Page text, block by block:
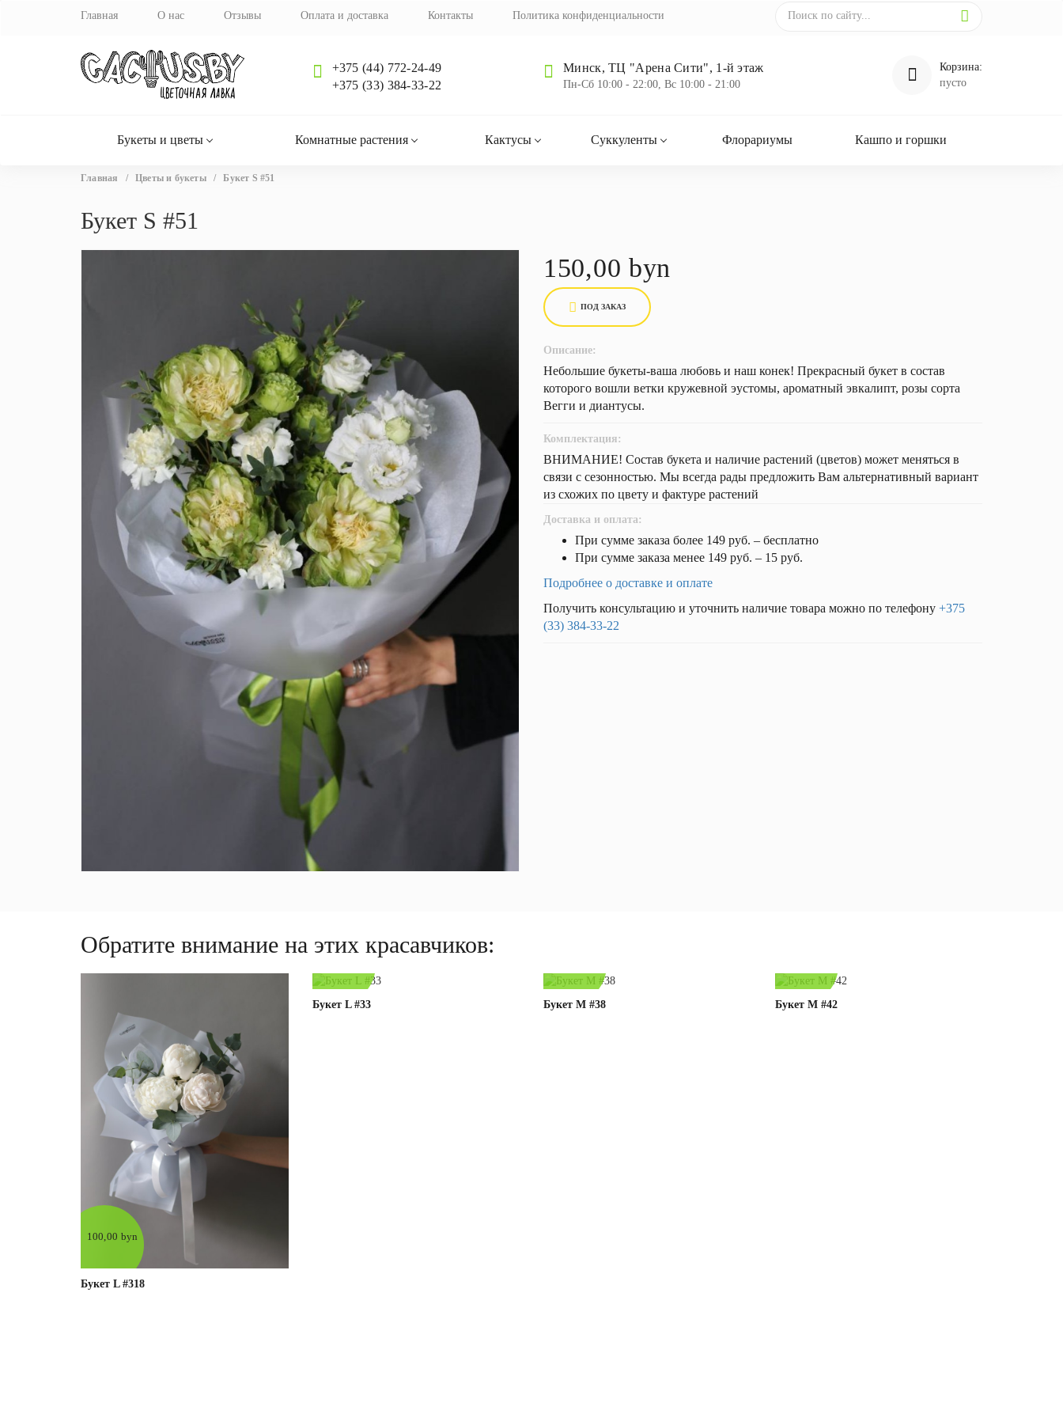
Главная О нас Отзывы Оплата и доставка Контакты Политика конфиденциальности
+375 (44) 772-24-49
+375 (33) 384-33-22
Минск, ТЦ "Арена Сити", 1-й этаж
Пн-Cб 10:00 - 22:00, Вс 10:00 - 21:00
Корзина:
пусто
Букеты и цветы Комнатные растения Кактусы Суккуленты Флорариумы Кашпо и горшки
Вы
Главная / Цветы и букеты / Букет S #51
Букет S #51
150,00 byn
ПОД ЗАКАЗ
Описание:
Небольшие букеты-ваша любовь и наш конек! Прекрасный букет в состав
которого вошли ветки кружевной эустомы, ароматный эвкалипт, розы сорта
Вегги и диантусы.
Комплектация:
ВНИМАНИЕ! Состав букета и наличие растений (цветов) может меняться в
связи с сезонностью. Мы всегда рады предложить Вам альтернативный вариант
из схожих по цвету и фактуре растений
Доставка и оплата:
При сумме заказа более 149 руб. – бесплатно
При сумме заказа менее 149 руб. – 15 руб.
Подробнее о доставке и оплате
Получить консультацию и уточнить наличие товара можно по телефону +375
(33) 384-33-22
Обратите внимание на этих красавчиков:
100,00 byn
Букет L #318
Букет L #33 Букет M #38 Букет М #42